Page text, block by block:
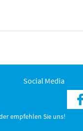
Social Media
empfehlen Sie uns!